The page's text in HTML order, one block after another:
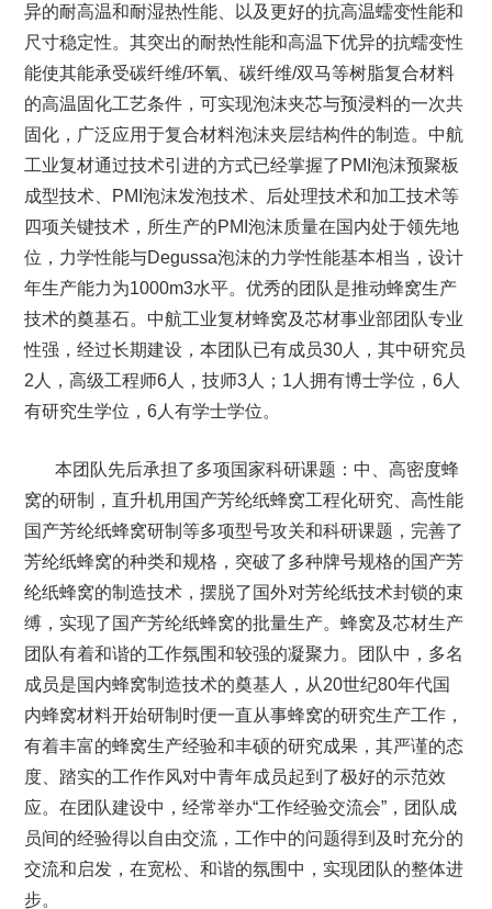
异的耐高温和耐湿热性能、以及更好的抗高温蠕变性能和
尺寸稳定性。其突出的耐热性能和高温下优异的抗蠕变性
能使其能承受碳纤维/环氧、碳纤维/双马等树脂复合材料
的高温固化工艺条件，可实现泡沫夹芯与预浸料的一次共
固化，广泛应用于复合材料泡沫夹层结构件的制造。中航
工业复材通过技术引进的方式已经掌握了PMI泡沫预聚板
成型技术、PMI泡沫发泡技术、后处理技术和加工技术等
四项关键技术，所生产的PMI泡沫质量在国内处于领先地
位，力学性能与Degussa泡沫的力学性能基本相当，设计
年生产能力为1000m3水平。优秀的团队是推动蜂窝生产
技术的奠基石。中航工业复材蜂窝及芯材事业部团队专业
性强，经过长期建设，本团队已有成员30人，其中研究员
2人，高级工程师6人，技师3人；1人拥有博士学位，6人
有研究生学位，6人有学士学位。
本团队先后承担了多项国家科研课题：中、高密度蜂
窝的研制，直升机用国产芳纶纸蜂窝工程化研究、高性能
国产芳纶纸蜂窝研制等多项型号攻关和科研课题，完善了
芳纶纸蜂窝的种类和规格，突破了多种牌号规格的国产芳
纶纸蜂窝的制造技术，摆脱了国外对芳纶纸技术封锁的束
缚，实现了国产芳纶纸蜂窝的批量生产。蜂窝及芯材生产
团队有着和谐的工作氛围和较强的凝聚力。团队中，多名
成员是国内蜂窝制造技术的奠基人，从20世纪80年代国
内蜂窝材料开始研制时便一直从事蜂窝的研究生产工作，
有着丰富的蜂窝生产经验和丰硕的研究成果，其严谨的态
度、踏实的工作作风对中青年成员起到了极好的示范效
应。在团队建设中，经常举办“工作经验交流会”，团队成
员间的经验得以自由交流，工作中的问题得到及时充分的
交流和启发，在宽松、和谐的氛围中，实现团队的整体进
步。